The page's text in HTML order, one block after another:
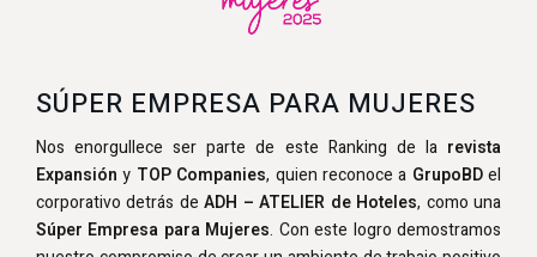
SÚPER EMPRESA PARA MUJERES
Nos enorgullece ser parte de este Ranking de la revista
Expansión y TOP Companies, quien reconoce a GrupoBDel
corporativo detrás deADH – ATELIER de Hoteles, como una
Súper Empresa para Mujeres. Con este logro demostramos